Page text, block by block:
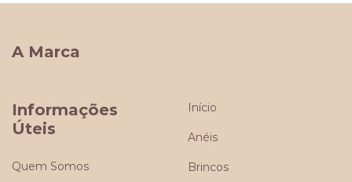
A Marca
Informações
Úteis
Quem Somos
Início
Anéis
Brincos